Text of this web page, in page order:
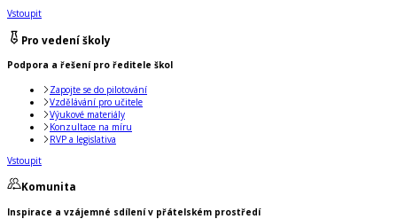
Vstoupit
Pro vedení školy
Podpora a řešení pro ředitele škol
Zapojte se do pilotování
Vzdělávání pro učitele
Výukové materiály
Konzultace na míru
RVP a legislativa
Vstoupit
Komunita
Inspirace a vzájemné sdílení v přátelském prostředí